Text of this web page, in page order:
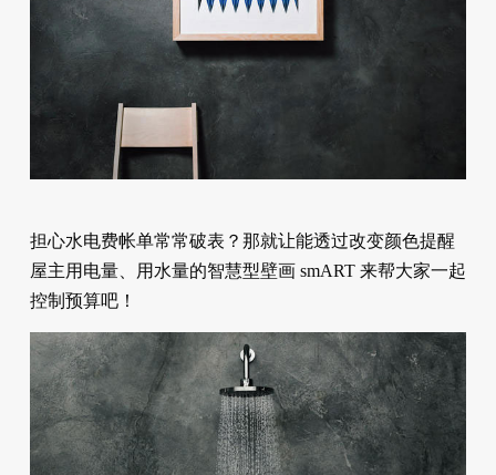
担心水电费帐单常常破表？那就让能透过改变颜色提醒
屋主用电量、用水量的智慧型壁画 smART 来帮大家一起
控制预算吧！